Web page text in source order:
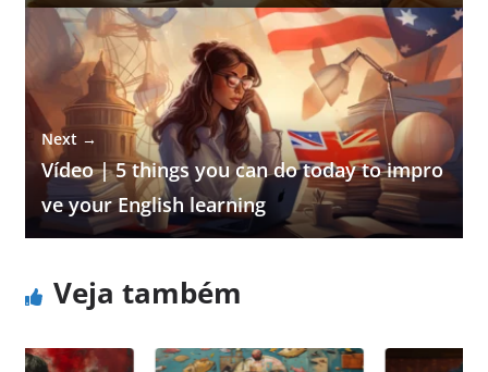
Next →
Vídeo | 5 things you can do today to impro
ve your English learning
Veja também